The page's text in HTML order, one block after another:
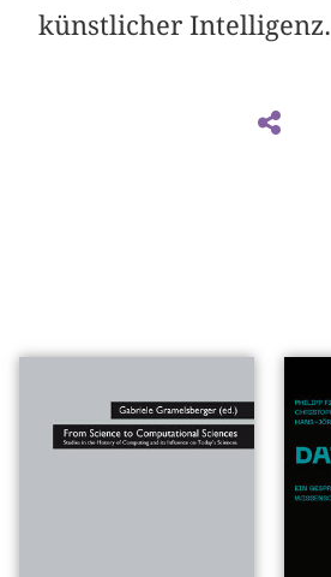
künstlicher Intelligenz.